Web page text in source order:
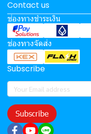
Contact us
ช่องทางชำระเงิน
ช่องทางจัดส่ง
Subscribe
Subscribe